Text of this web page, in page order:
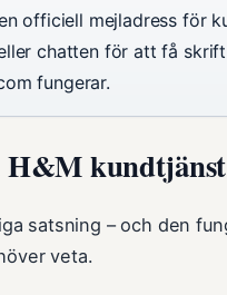
officiell mejladress för
chatten för att få
fungerar.
H&M
satsning – och den
veta.